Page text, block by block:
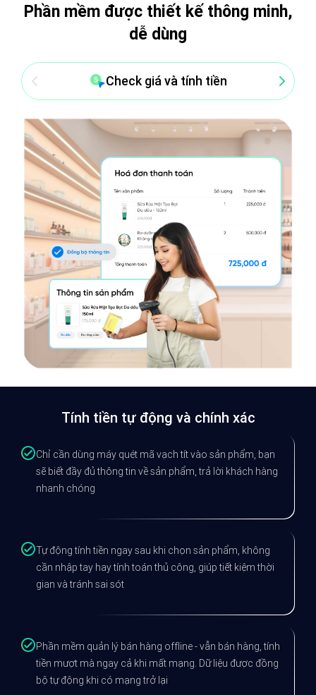
Phần mềm được thiết kế thông minh,
dễ dùng
Check giá và tính tiền
Tính tiền tự động và chính xác
Chỉ cần dùng máy quét mã vạch tít vào sản phẩm, bạn
sẽ biết đầy đủ thông tin về sản phẩm, trả lời khách hàng
nhanh chóng
Tự động tính tiền ngay sau khi chọn sản phẩm, không
cần nhập tay hay tính toán thủ công, giúp tiết kiệm thời
gian và tránh sai sót
Phần mềm quản lý bán hàng offline - vẫn bán hàng, tính
tiền mượt mà ngay cả khi mất mạng. Dữ liệu được đồng
bộ tự động khi có mạng trở lại